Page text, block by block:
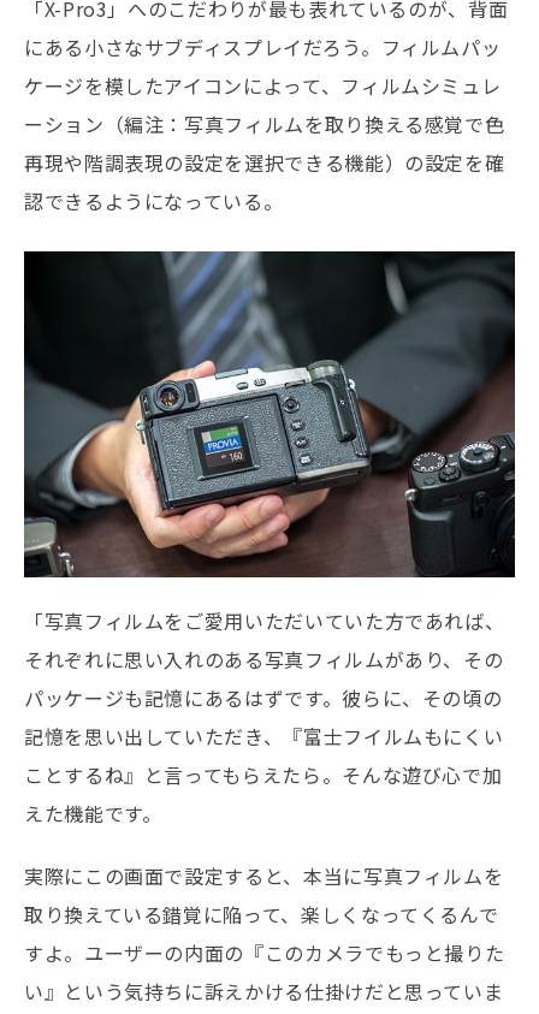
「X-Pro3」へのこだわりが最も表れているのが、背面
にある小さなサブディスプレイだろう。フィルムパッ
ケージを模したアイコンによって、フィルムシミュレ
ーション（編注：写真フィルムを取り換える感覚で色
再現や階調表現の設定を選択できる機能）の設定を確
認できるようになっている。
「写真フィルムをご愛用いただいていた方であれば、
それぞれに思い入れのある写真フィルムがあり、その
パッケージも記憶にあるはずです。彼らに、その頃の
記憶を思い出していただき、『富士フイルムもにくい
ことするね』と言ってもらえたら。そんな遊び心で加
えた機能です。
実際にこの画面で設定すると、本当に写真フィルムを
取り換えている錯覚に陥って、楽しくなってくるんで
すよ。ユーザーの内面の『このカメラでもっと撮りた
い』という気持ちに訴えかける仕掛けだと思っていま